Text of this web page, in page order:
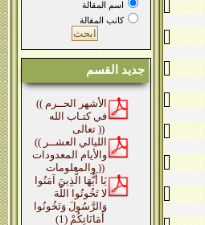
اسم المقالة
كاتب المقالة
جديد القسم
(( الأشهر الحــرم
في كتـاب الله
تعالى ))
(( الليالي العشــر
والأيام المعدودات
والمعلومات ))
يَا أَيُّهَا الَّذِينَ آمَنُوا
لا تَخُونُوا اللَّهَ
وَالرَّسُولَ وَتَخُونُوا